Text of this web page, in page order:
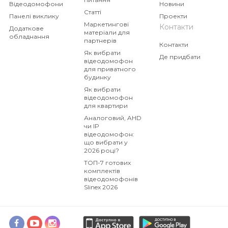
розміри – 80 х 120 х 22 мм. Пристрій
виготовлено з глянцевого пластику білого
кольору.
Сумісність пристрою з додатковими
компонентами
XR-30IP сумісний з будь-якими 4-х
провідними пристроями незалежно від
Комплект поставки
IP конвертер – 1 шт.
Адаптер живлення – 1 шт.
Проводи для підключення – 2 шт.
Комплект саморізів та дюбелів для монтажу
Інструкція користувача – 1 шт.
Відеодомофони
Панелі виклику
Додаткове
обладнання
Статті
Маркетингові
матеріали для
партнерів
Як вибрати
відеодомофон
для приватного
будинку
Як вибрати
відеодомофон
для квартири
Аналоговий, AHD
чи IP
відеодомофон:
що вибрати у
2026 році?
ТОП-7 готових
комплектів
відеодомофонів
Slinex 2026
Новини
Проекти
Контакти
Контакти
Де придбати